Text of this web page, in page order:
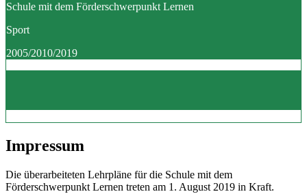
Schule mit dem Förderschwerpunkt Lernen
Sport
2005/2010/2019
Impressum
Die überarbeiteten Lehrpläne für die Schule mit dem
Förderschwerpunkt Lernen treten am 1. August 2019 in Kraft.